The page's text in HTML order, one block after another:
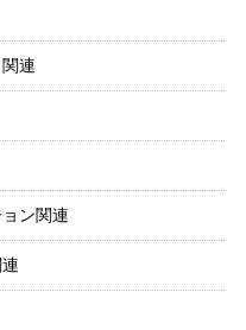
連
ン関連